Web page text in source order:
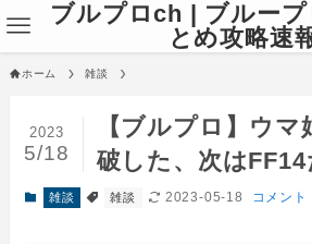
ブルプロch | ブループ
とめ攻略速
ホーム 雑談
【ブルプロ】ウ
破した、次はFF14
2023
5/18
雑談 雑談 2023-05-18 コメント